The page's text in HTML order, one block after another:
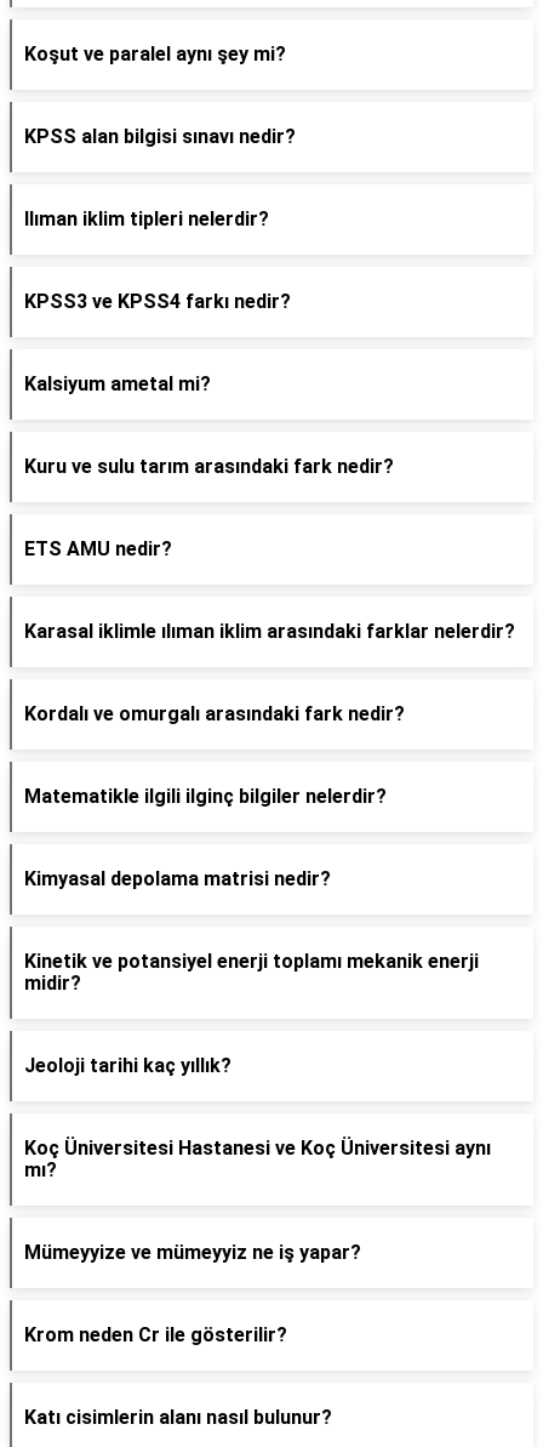
Koşut ve paralel aynı şey mi?
KPSS alan bilgisi sınavı nedir?
Ilıman iklim tipleri nelerdir?
KPSS3 ve KPSS4 farkı nedir?
Kalsiyum ametal mi?
Kuru ve sulu tarım arasındaki fark nedir?
ETS AMU nedir?
Karasal iklimle ılıman iklim arasındaki farklar nelerdir?
Kordalı ve omurgalı arasındaki fark nedir?
Matematikle ilgili ilginç bilgiler nelerdir?
Kimyasal depolama matrisi nedir?
Kinetik ve potansiyel enerji toplamı mekanik enerji
midir?
Jeoloji tarihi kaç yıllık?
Koç Üniversitesi Hastanesi ve Koç Üniversitesi aynı
mı?
Mümeyyize ve mümeyyiz ne iş yapar?
Krom neden Cr ile gösterilir?
Katı cisimlerin alanı nasıl bulunur?